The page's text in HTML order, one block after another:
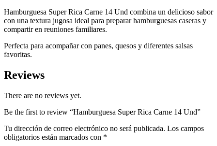
Hamburguesa Super Rica Carne 14 Und combina un delicioso sabor
con una textura jugosa ideal para preparar hamburguesas caseras y
compartir en reuniones familiares.
Perfecta para acompañar con panes, quesos y diferentes salsas
favoritas.
Reviews
There are no reviews yet.
Be the first to review “Hamburguesa Super Rica Carne 14 Und”
Tu dirección de correo electrónico no será publicada. Los campos
obligatorios están marcados con *